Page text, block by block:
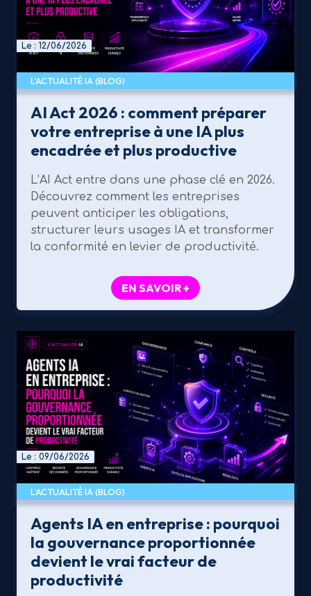
Le : 12/06/2026
L’ACTUALITÉ IA (BLOG)
AI Act 2026 : comment préparer
votre entreprise à une IA plus
encadrée et plus productive
L’AI Act entre dans une phase clé en 2026.
Découvrez comment les entreprises
peuvent anticiper les obligations,
structurer leurs usages IA et transformer
la conformité en levier de productivité.
EN SAVOIR +
Le : 09/06/2026
L’ACTUALITÉ IA (BLOG)
Agents IA en entreprise : pourquoi
la gouvernance proportionnée
devient le vrai facteur de
productivité